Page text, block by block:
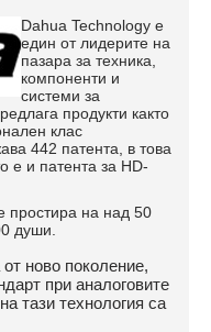
Dahua Technology е
един от лидерите на
пазара за техника,
компоненти и
системи за
продукти както
клас
442 патента, в това
е и патента за HD-
простира на над 50
души.
ново поколение,
при аналоговите
тази технология са